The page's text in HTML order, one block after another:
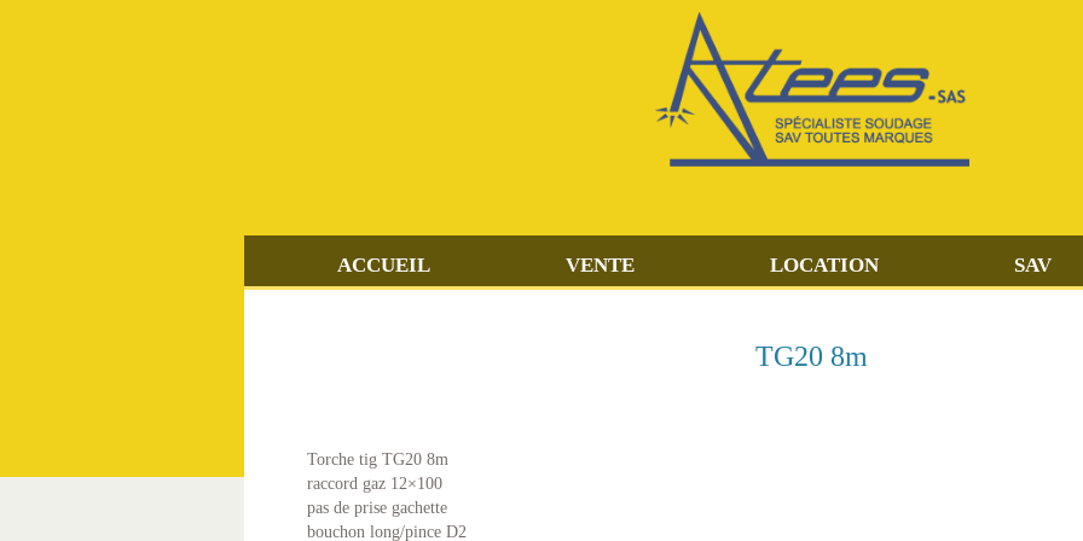
ACCUEIL VENTE LOCATION SAV
TG20 8m
Torche tig TG20 8m
raccord gaz 12×100
pas de prise gachette
bouchon long/pince D2